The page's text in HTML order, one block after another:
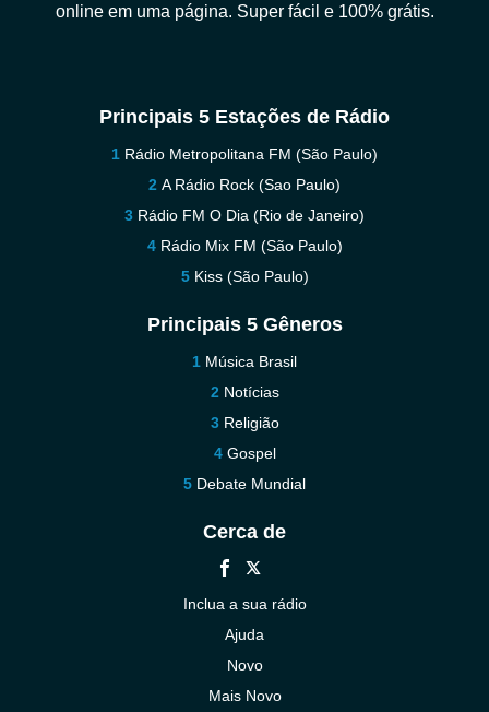
online em uma página. Super fácil e 100% grátis.
Principais 5 Estações de Rádio
Rádio Metropolitana FM (São Paulo)
A Rádio Rock (Sao Paulo)
Rádio FM O Dia (Rio de Janeiro)
Rádio Mix FM (São Paulo)
Kiss (São Paulo)
Principais 5 Gêneros
Música Brasil
Notícias
Religião
Gospel
Debate Mundial
Cerca de
Inclua a sua rádio
Ajuda
Novo
Mais Novo